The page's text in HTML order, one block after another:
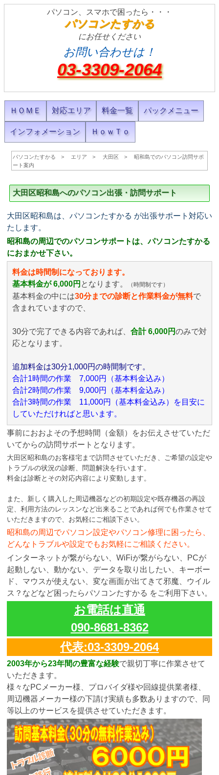
パソコン、スマホで困ったら・・・
パソコンたすかる
にお任せください
お問い合わせは！
03-3309-2064
ＨＯＭＥ 対応エリア 料金一覧 パックメニュー
インフォメーション ＨｏｗＴｏ
パソコンたすかる エリア 大田区
昭和島でのパソコン訪問サポ
ート案内
大田区昭和島へのパソコン出張・訪問サポート
大田区昭和島は、パソコンたすかる が出張サポート対応い
たします。
昭和島の周辺でのパソコンサポートは、パソコンたすかる
におまかせ下さい。
料金は時間制になっております。
基本料金が 6,000円 となります。 （時間制です）
基本料金の中には30分までの診断と作業料金が無料で
含まれていますので、
30分で完了できる内容であれば、 合計 6,000円のみで対
応となります。
追加料金は30分1,000円の時間制です。
合計1時間の作業 7,000円（基本料金込み）
合計2時間の作業 9,000円（基本料金込み）
合計3時間の作業 11,000円（基本料金込み）を目安に
していただければと思います。
事前におおよその予想時間（金額）をお伝えさせていただ
いてからの訪問サポートとなります。
大田区昭和島のお客様宅まで訪問させていただき、ご希望の設定や
トラブルの状況の診断、問題解決を行います。
料金は診断とその対応内容により変動します。
また、新しく購入した周辺機器などの初期設定や既存機器の再設
定、利用方法のレッスンなど出来ることであれば何でも作業させて
いただきますので、お気軽にご相談下さい。
昭和島の周辺でパソコン設定やパソコン修理に困ったら、
どんなトラブルや設定でもお気軽にご相談ください。
インターネットが繋がらない、WiFiが繋がらない、PCが
起動しない、動かない、データを取り出したい、キーボー
ド、マウスが使えない、変な画面が出てきて邪魔、ウイル
ス？などなど困ったらパソコンたすかる をご利用下さい。
お電話は直通
090-8681-8362
代表:03-3309-2064
2003年から23年間の豊富な経験で親切丁寧に作業させて
いただきます。
様々なPCメーカー様、プロバイダ様や回線提供業者様、
周辺機器メーカー様の下請け実績も多数ありますので、同
等以上のサービスを提供させていただきます。